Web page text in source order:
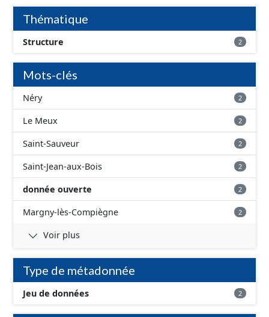
et structurés conformément aux prescriptions du
standard CNIG Sites Economiques. Ce lot ne contient pas
la référence aux terrains à vocation économique à ce
jour. Il est filtré au-delà des prescriptions du CNIG se
limitant aux SCI.
Thématique
Structure 2
Mots-clés
Néry 2
Le Meux 2
Saint-Sauveur 2
Saint-Jean-aux-Bois 2
donnée ouverte 2
Margny-lès-Compiègne 2
Voir plus
Type de métadonnée
Jeu de données 2